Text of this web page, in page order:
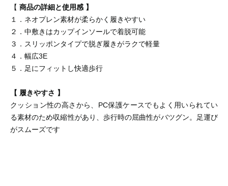
【 商品の詳細と使用感 】
１．ネオプレン素材が柔らかく履きやすい
２．中敷きはカップインソールで着脱可能
３．スリッポンタイプで脱ぎ履きがラクで軽量
４．幅広3E
５．足にフィットし快適歩行
【 履きやすさ 】
クッション性の高さから、PC保護ケースでもよく用いられてい
る素材のため収縮性があり、歩行時の屈曲性がバツグン。足運び
がスムーズです